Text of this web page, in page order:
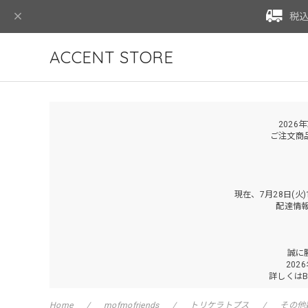
税
ACCENT STORE
2026年
ご注文商
現在、7月28日(火
配達情
誠に
2026
詳しくは
Home mofmofriends トリケラトプス その他